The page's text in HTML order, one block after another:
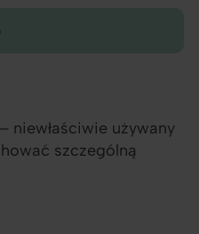
niewłaściwie używany
szczególną